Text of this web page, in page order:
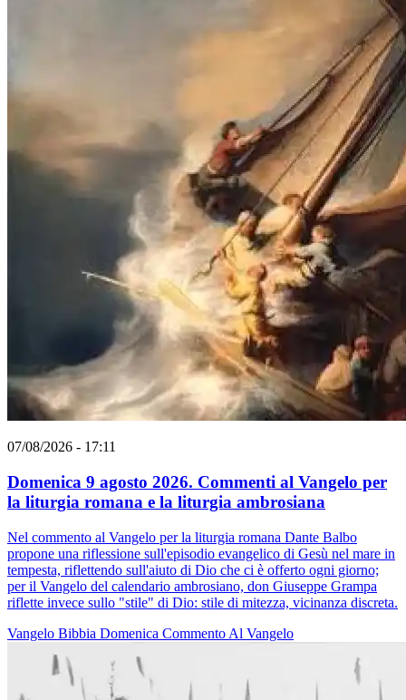
07/08/2026 - 17:11
Domenica 9 agosto 2026. Commenti al Vangelo per
la liturgia romana e la liturgia ambrosiana
Nel commento al Vangelo per la liturgia romana Dante Balbo
propone una riflessione sull'episodio evangelico di Gesù nel mare in
tempesta, riflettendo sull'aiuto di Dio che ci è offerto ogni giorno;
per il Vangelo del calendario ambrosiano, don Giuseppe Grampa
riflette invece sullo "stile" di Dio: stile di mitezza, vicinanza discreta.
Vangelo Bibbia Domenica Commento Al Vangelo